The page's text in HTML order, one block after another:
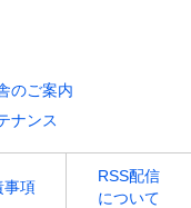
のご案内
ナンス
事項
RSS配信
について